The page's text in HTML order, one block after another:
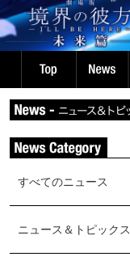
すべてのニュース
ニュース＆トピックス